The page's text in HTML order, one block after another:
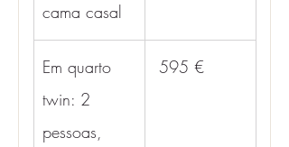
cama casal
Em quarto
twin: 2
pessoas,
595 €